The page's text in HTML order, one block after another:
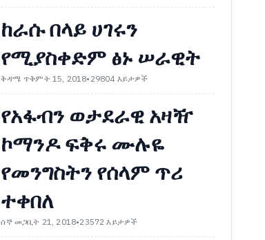
ከራሱ በላይ ሀገሩን
የሚያስቀድም ፅኑ ሠራዊት
ቅዳሜ ጥቅምት 15, 2018•29804 እይታዎች
የአፋብን ወታደራዊ አዛዥ
ኮማንዶ ፍቅሩ ሙሉዬ
የመንግስትን የሰላም ጥሪ
ተቀበለ
ሰኞ መጋቢት 21, 2018•23572 እይታዎች